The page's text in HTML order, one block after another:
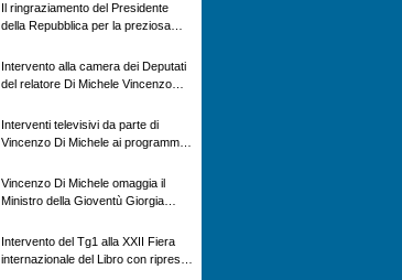
Il ringraziamento del Presidente
della Repubblica per la preziosa
Intervento alla camera dei Deputati
del relatore Di Michele Vincenzo
agricola ed impatto ambientale e
problematiche sui veicoli storici e
Interventi televisivi da parte di
Vincenzo Di Michele ai programmi
rivisitazione della storia
Vincenzo Di Michele omaggia il
Ministro della Gioventù Giorgia
Russia” alla manifestazione Estate
in XX
Intervento del Tg1 alla XXII Fiera
internazionale del Libro con ripresa